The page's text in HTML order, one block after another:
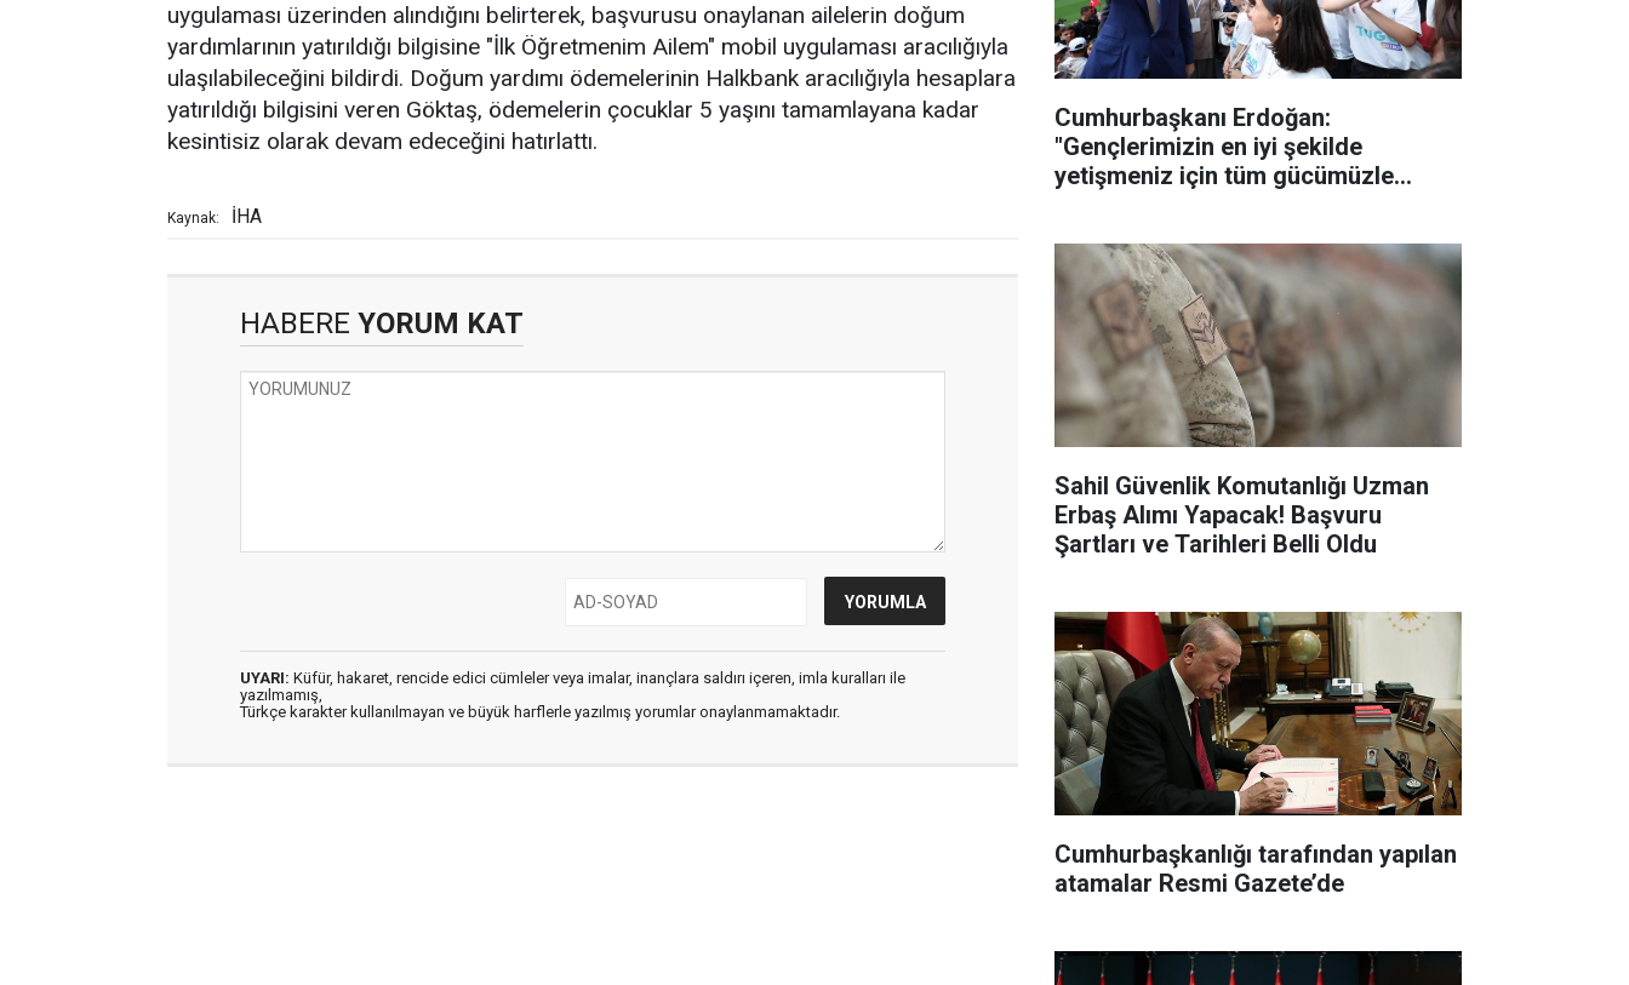
uygulaması üzerinden alındığını belirterek, başvurusu onaylanan ailelerin doğum
yardımlarının yatırıldığı bilgisine "İlk Öğretmenim Ailem" mobil uygulaması aracılığıyla
ulaşılabileceğini bildirdi. Doğum yardımı ödemelerinin Halkbank aracılığıyla hesaplara
yatırıldığı bilgisini veren Göktaş, ödemelerin çocuklar 5 yaşını tamamlayana kadar
kesintisiz olarak devam edeceğini hatırlattı.
Kaynak: İHA
HABERE YORUM KAT
UYARI: Küfür, hakaret, rencide edici cümleler veya imalar, inançlara saldırı içeren, imla kuralları ile
yazılmamış,
Türkçe karakter kullanılmayan ve büyük harflerle yazılmış yorumlar onaylanmamaktadır.
Cumhurbaşkanı Erdoğan:
"Gençlerimizin en iyi şekilde
yetişmeniz için tüm gücümüzle
Sahil Güvenlik Komutanlığı Uzman
Erbaş Alımı Yapacak! Başvuru
Şartları ve Tarihleri Belli Oldu
Cumhurbaşkanlığı tarafından yapılan
atamalar Resmi Gazete’de